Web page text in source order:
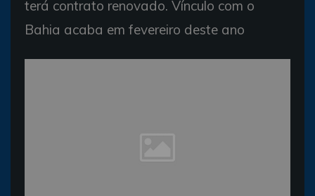
terá contrato renovado. Vínculo com o
Bahia acaba em fevereiro deste ano